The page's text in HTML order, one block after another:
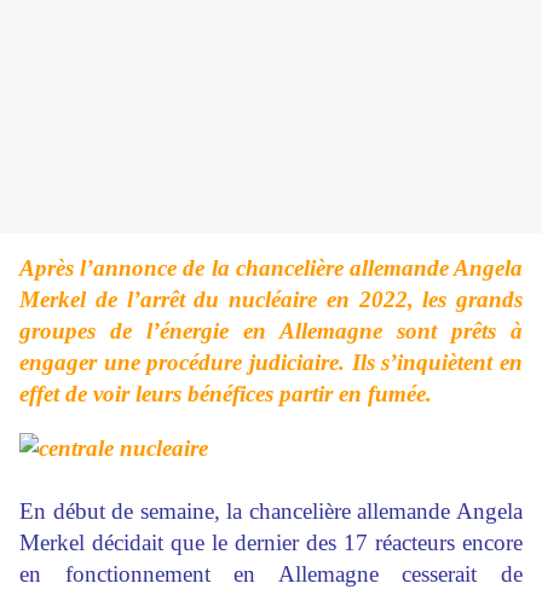
Après l’annonce de la chancelière allemande Angela
Merkel de l’arrêt du nucléaire en 2022, les grands
groupes de l’énergie en Allemagne sont prêts à
engager une procédure judiciaire. Ils s’inquiètent en
effet de voir leurs bénéfices partir en fumée.
En début de semaine, la chancelière allemande Angela
Merkel décidait que le dernier des 17 réacteurs encore
en fonctionnement en Allemagnecesserait de